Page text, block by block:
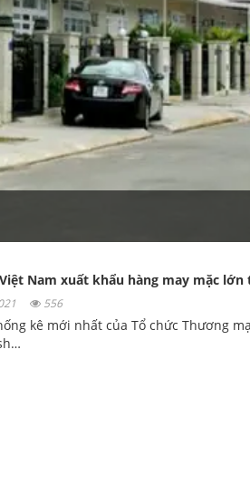
Nam xuất khẩu hàng may mặc
556
kê mới nhất của Tổ chức Thương